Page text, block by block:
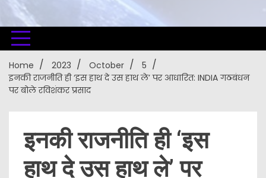
Home 2023 October
5
इनकी राजनीति ही ‘इस हाथ दे उस हाथ ले’ पर आधारित: INDIA गठबंधन
पर बोले रविशंकर प्रसाद
इनकी राजनीति ही ‘इस
हाथ दे उस हाथ ले’ पर